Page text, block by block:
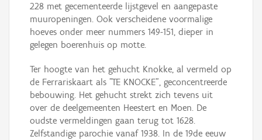
228 met gecementeerde lijstgevel en aangepaste
muuropeningen. Ook verscheidene voormalige
hoeves onder meer nummers 149-151, dieper in
gelegen boerenhuis op motte.
Ter hoogte van het gehucht Knokke, al vermeld op
de Ferrariskaart als "TE KNOCKE", geconcentreerde
bebouwing. Het gehucht strekt zich tevens uit
over de deelgemeenten Heestert en Moen. De
oudste vermeldingen gaan terug tot 1628.
Zelfstandige parochie vanaf 1938. In de 19de eeuw